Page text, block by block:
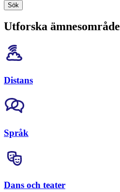
Sök
Utforska ämnesområde
Distans
Språk
Dans och teater